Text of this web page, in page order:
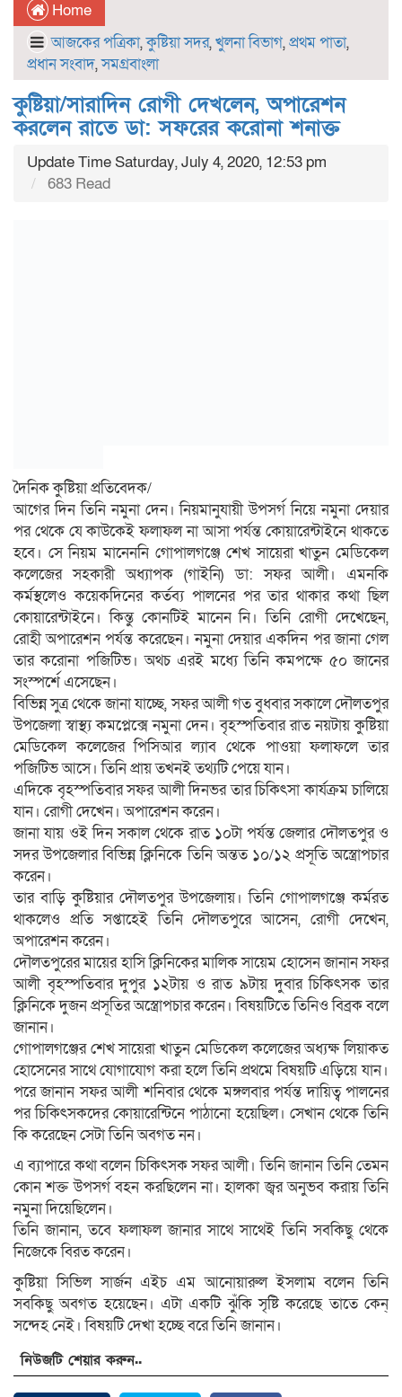
Home
আজকের পত্রিকা,কুষ্টিয়া সদর,খুলনা বিভাগ,প্রথম পাতা,
প্রধান সংবাদ,সমগ্রবাংলা
কুষ্টিয়া/সারাদিন রোগী দেখলেন, অপারেশন
করলেন রাতে ডা: সফরের করোনা শনাক্ত
Update Time Saturday, July 4, 2020, 12:53 pm
683 Read
দৈনিক কুষ্টিয়া প্রতিবেদক/
আগের দিন তিনি নমুনা দেন। নিয়মানুযায়ী উপসর্গ নিয়ে নমুনা দেয়ার
পর থেকে যে কাউকেই ফলাফল না আসা পর্যন্ত কোয়ারেন্টাইনে থাকতে
হবে। সে নিয়ম মানেননি গোপালগঞ্জে শেখ সায়েরা খাতুন মেডিকেল
কলেজের সহকারী অধ্যাপক (গাইনি) ডা: সফর আলী। এমনকি
কর্মস্থলেও কয়েকদিনের কর্তব্য পালনের পর তার থাকার কথা ছিল
কোয়ারেন্টাইনে। কিন্তু কোনটিই মানেন নি। তিনি রোগী দেখেছেন,
রোহী অপারেশন পর্যন্ত করেছেন। নমুনা দেয়ার একদিন পর জানা গেল
তার করোনা পজিটিভ। অথচ এরই মধ্যে তিনি কমপক্ষে ৫০ জানের
সংস্পর্শে এসেছেন।
বিভিন্ন সুত্র থেকে জানা যাচ্ছে, সফর আলী গত বুধবার সকালে দৌলতপুর
উপজেলা স্বাস্থ্য কমপ্লেক্সে নমুনা দেন। বৃহস্পতিবার রাত নয়টায় কুষ্টিয়া
মেডিকেল কলেজের পিসিআর ল্যাব থেকে পাওয়া ফলাফলে তার
পজিটিভ আসে। তিনি প্রায় তখনই তথ্যটি পেয়ে যান।
এদিকে বৃহস্পতিবার সফর আলী দিনভর তার চিকিৎসা কার্যক্রম চালিয়ে
যান। রোগী দেখেন। অপারেশন করেন।
জানা যায় ওই দিন সকাল থেকে রাত ১০টা পর্যন্ত জেলার দৌলতপুর ও
সদর উপজেলার বিভিন্ন ক্লিনিকে তিনি অন্তত ১০/১২ প্রসূতি অস্ত্রোপচার
করেন।
তার বাড়ি কুষ্টিয়ার দৌলতপুর উপজেলায়। তিনি গোপালগঞ্জে কর্মরত
থাকলেও প্রতি সপ্তাহেই তিনি দৌলতপুরে আসেন, রোগী দেখেন,
অপারেশন করেন।
দৌলতপুরের মায়ের হাসি ক্লিনিকের মালিক সায়েম হোসেন জানান সফর
আলী বৃহস্পতিবার দুপুর ১২টায় ও রাত ৯টায় দুবার চিকিৎসক তার
ক্লিনিকে দুজন প্রসূতির অস্ত্রোপচার করেন। বিষয়টিতে তিনিও বিব্রক বলে
জানান।
গোপালগঞ্জের শেখ সায়েরা খাতুন মেডিকেল কলেজের অধ্যক্ষ লিয়াকত
হোসেনের সাথে যোগাযোগ করা হলে তিনি প্রথমে বিষয়টি এড়িয়ে যান।
পরে জানান সফর আলী শনিবার থেকে মঙ্গলবার পর্যন্ত দায়িত্ব পালনের
পর চিকিৎসকদের কোয়ারেন্টিনে পাঠানো হয়েছিল। সেখান থেকে তিনি
কি করেছেন সেটা তিনি অবগত নন।
এ ব্যাপারে কথা বলেন চিকিৎসক সফর আলী। তিনি জানান তিনি তেমন
কোন শক্ত উপসর্গ বহন করছিলেন না। হালকা জ্বর অনুভব করায় তিনি
নমুনা দিয়েছিলেন।
তিনি জানান, তবে ফলাফল জানার সাথে সাথেই তিনি সবকিছু থেকে
নিজেকে বিরত করেন।
কুষ্টিয়া সিভিল সার্জন এইচ এম আনোয়ারুল ইসলাম বলেন তিনি
সবকিছু অবগত হয়েছেন। এটা একটি ঝুঁকি সৃষ্টি করেছে তাতে কেন্
সন্দেহ নেই। বিষয়টি দেখা হচ্ছে বরে তিনি জানান।
নিউজটি শেয়ার করুন..